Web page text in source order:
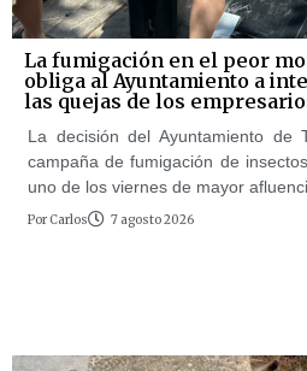
La fumigación en el peor
obliga al Ayuntamiento a
las quejas de los
La decisión del Ayuntamiento de
campaña de fumigación de
uno de los viernes de mayor
Por Carlos 7 agosto 2026